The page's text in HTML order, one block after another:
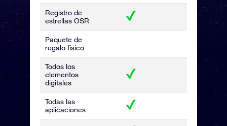
Registro de
estrellas OSR
Paquete de
regalo físico
Todos los
elementos
digitales
Todas las
aplicaciones